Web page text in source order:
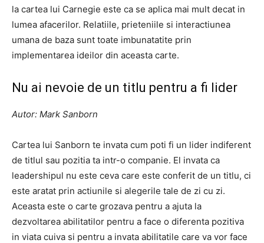
la cartea lui Carnegie este ca se aplica mai mult decat in ​​
lumea afacerilor. Relatiile, prieteniile si interactiunea
umana de baza sunt toate imbunatatite prin
implementarea ideilor din aceasta carte.
Nu ai nevoie de un titlu pentru a fi lider
Autor: Mark Sanborn
Cartea lui Sanborn te invata cum poti fi un lider indiferent
de titlul sau pozitia ta intr-o companie. El invata ca
leadershipul nu este ceva care este conferit de un titlu, ci
este aratat prin actiunile si alegerile tale de zi cu zi.
Aceasta este o carte grozava pentru a ajuta la
dezvoltarea abilitatilor pentru a face o diferenta pozitiva
in viata cuiva si pentru a invata abilitatile care va vor face